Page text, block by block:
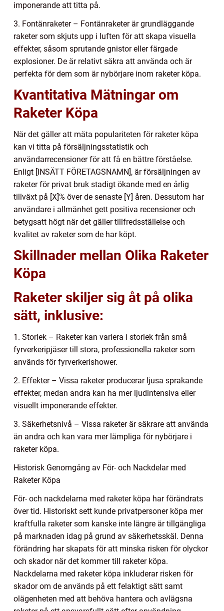
imponerande att titta på.
3. Fontänraketer – Fontänraketer är grundläggande
raketer som skjuts upp i luften för att skapa visuella
effekter, såsom sprutande gnistor eller färgade
explosioner. De är relativt säkra att använda och är
perfekta för dem som är nybörjare inom raketer köpa.
Kvantitativa Mätningar om
Raketer Köpa
När det gäller att mäta populariteten för raketer köpa
kan vi titta på försäljningsstatistik och
användarrecensioner för att få en bättre förståelse.
Enligt [INSÄTT FÖRETAGSNAMN], är försäljningen av
raketer för privat bruk stadigt ökande med en årlig
tillväxt på [X]% över de senaste [Y] åren. Dessutom har
användare i allmänhet gett positiva recensioner och
betygsatt högt när det gäller tillfredsställelse och
kvalitet av raketer som de har köpt.
Skillnader mellan Olika Raketer
Köpa
Raketer skiljer sig åt på olika
sätt, inklusive:
1. Storlek – Raketer kan variera i storlek från små
fyrverkeripjäser till stora, professionella raketer som
används för fyrverkerishower.
2. Effekter – Vissa raketer producerar ljusa sprakande
effekter, medan andra kan ha mer ljudintensiva eller
visuellt imponerande effekter.
3. Säkerhetsnivå – Vissa raketer är säkrare att använda
än andra och kan vara mer lämpliga för nybörjare i
raketer köpa.
Historisk Genomgång av För- och Nackdelar med
Raketer Köpa
För- och nackdelarna med raketer köpa har förändrats
över tid. Historiskt sett kunde privatpersoner köpa mer
kraftfulla raketer som kanske inte längre är tillgängliga
på marknaden idag på grund av säkerhetsskäl. Denna
förändring har skapats för att minska risken för olyckor
och skador när det kommer till raketer köpa.
Nackdelarna med raketer köpa inkluderar risken för
skador om de används på ett felaktigt sätt samt
olägenheten med att behöva hantera och avlägsna